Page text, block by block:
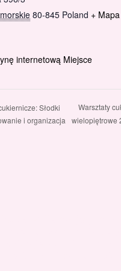
80-845 Poland +
internetową Miejsce
Słodki
i organizacja
Warsztaty
wielopiętrowe